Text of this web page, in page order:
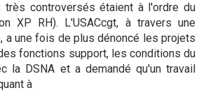
très controversés étaient à l'ordre du
XP RH). L'USACcgt, à travers une
a une fois de plus dénoncé les projets
fonctions support, les conditions du
la DSNA et a demandé qu'un travail
à